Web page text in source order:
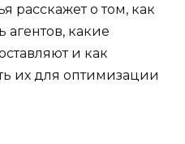
расскажет о том, как
агентов, какие
и как
их для оптимизации